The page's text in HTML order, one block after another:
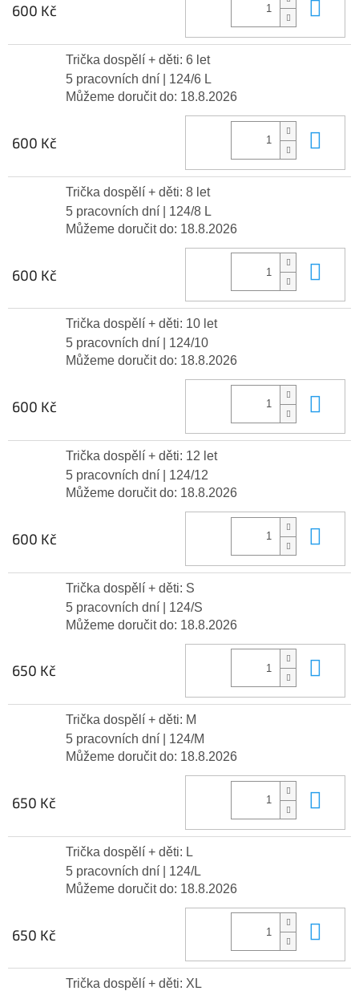
600 Kč
Trička dospělí + děti: 6 let
5 pracovních dní
| 124/6 L
Můžeme doručit do: 18.8.2026
600 Kč
Trička dospělí + děti: 8 let
5 pracovních dní
| 124/8 L
Můžeme doručit do: 18.8.2026
600 Kč
Trička dospělí + děti: 10 let
5 pracovních dní
| 124/10
Můžeme doručit do: 18.8.2026
600 Kč
Trička dospělí + děti: 12 let
5 pracovních dní
| 124/12
Můžeme doručit do: 18.8.2026
600 Kč
Trička dospělí + děti: S
5 pracovních dní
| 124/S
Můžeme doručit do: 18.8.2026
650 Kč
Trička dospělí + děti: M
5 pracovních dní
| 124/M
Můžeme doručit do: 18.8.2026
650 Kč
Trička dospělí + děti: L
5 pracovních dní
| 124/L
Můžeme doručit do: 18.8.2026
650 Kč
Trička dospělí + děti: XL